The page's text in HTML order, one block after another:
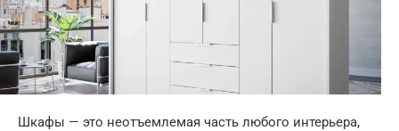
Шкафы — это неотъемлемая часть любого интерьера,